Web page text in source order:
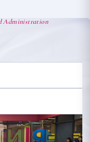
Administration